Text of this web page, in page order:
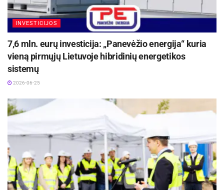
INVESTICIJOS
7,6 mln. eurų investicija: „Panevėžio energija“ kuria
vieną pirmųjų Lietuvoje hibridinių energetikos
sistemų
2026-06-25